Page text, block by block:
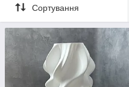
Сортування